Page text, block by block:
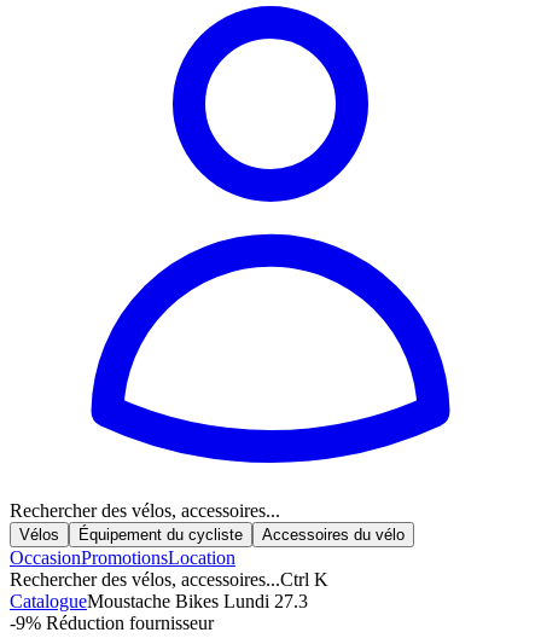
Rechercher des vélos, accessoires...
Vélos Équipement du cycliste Accessoires du vélo
OccasionPromotionsLocation
Rechercher des vélos, accessoires...Ctrl K
CatalogueMoustache Bikes Lundi 27.3
-9% Réduction fournisseur